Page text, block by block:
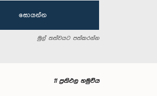
සොයන්න
මුල් තත්වයට පත්කරන්න
11 ප්‍රතිඵල හමුවිය